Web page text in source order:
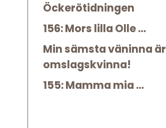
Öckerötidningen
156: Mors lilla Olle …
Min sämsta väninna är
omslagskvinna!
155: Mamma mia …